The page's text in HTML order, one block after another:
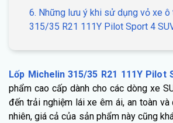
6. Những lưu ý khi sử dụng vỏ xe
315/35 R21 111Y Pilot Sport 4
Lốp Michelin 315/35 R21 111Y Pilot
phẩm cao cấp dành cho các dòng xe
đến trải nghiệm lái xe êm ái, an toàn và
nhiên, giá cả của sản phẩm này cũng